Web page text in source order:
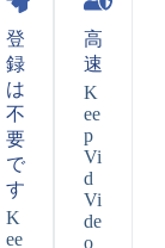
登
録
は
不
要
で
す
K
ee
高
速
K
ee
p
Vi
d
Vi
de
o